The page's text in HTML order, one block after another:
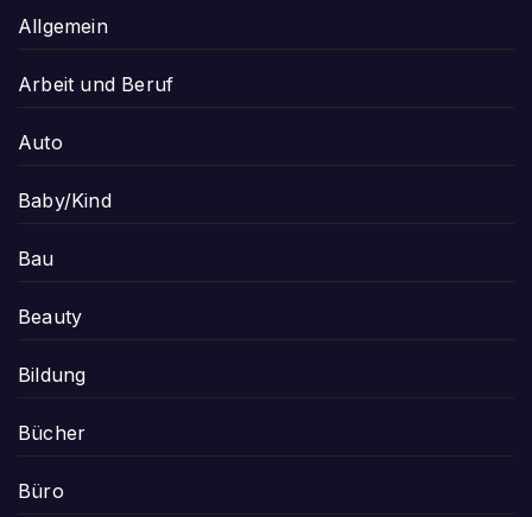
Allgemein
Arbeit und Beruf
Auto
Baby/Kind
Bau
Beauty
Bildung
Bücher
Büro